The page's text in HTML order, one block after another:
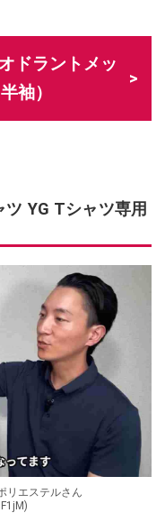
ドラントメッ
袖）
YG Tシャツ専用
リエステルさん